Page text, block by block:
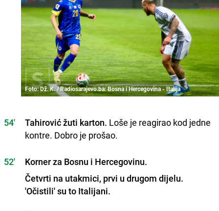
Foto: Dž. K. / Radiosarajevo.ba: Bosna i Hercegovina - Italija
54' Tahirović žuti karton. Loše je reagirao kod jedne
kontre. Dobro je prošao.
52'
Korner za Bosnu i Hercegovinu.
Četvrti na utakmici, prvi u drugom dijelu.
'Očistili' su to Italijani.